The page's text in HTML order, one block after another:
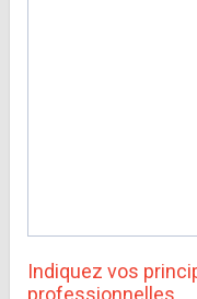
Indiquez vos
professionnelles